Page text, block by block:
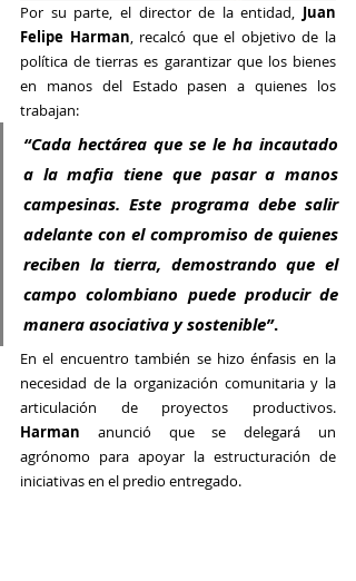
Por su parte, el director de la entidad, Juan
Felipe Harman, recalcó que el objetivo de la
política de tierras es garantizar que los bienes
en manos del Estado pasen a quienes los
trabajan:
“Cada hectárea que se le ha incautado
a la mafia tiene que pasar a manos
campesinas. Este programa debe salir
adelante con el compromiso de quienes
reciben la tierra, demostrando que el
campo colombiano puede producir de
manera asociativa y sostenible”.
En el encuentro también se hizo énfasis en la
necesidad de la organización comunitaria y la
Harman anunció que se delegará un
agrónomo para apoyar la estructuración de
iniciativas en el predio entregado.